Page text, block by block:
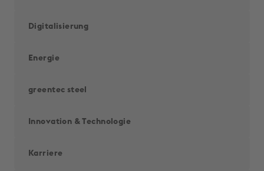
Digitalisierung
Energie
greentec steel
Innovation & Techno­logie
Karriere